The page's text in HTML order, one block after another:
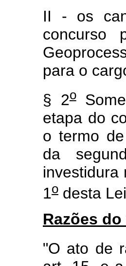
II - os
concurso
para o
§ 2o
etapa do
o termo
da
investidura
1o desta
Razões
"O ato de